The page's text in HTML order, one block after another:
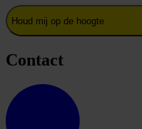
Houd mij op de hoogte
Contact